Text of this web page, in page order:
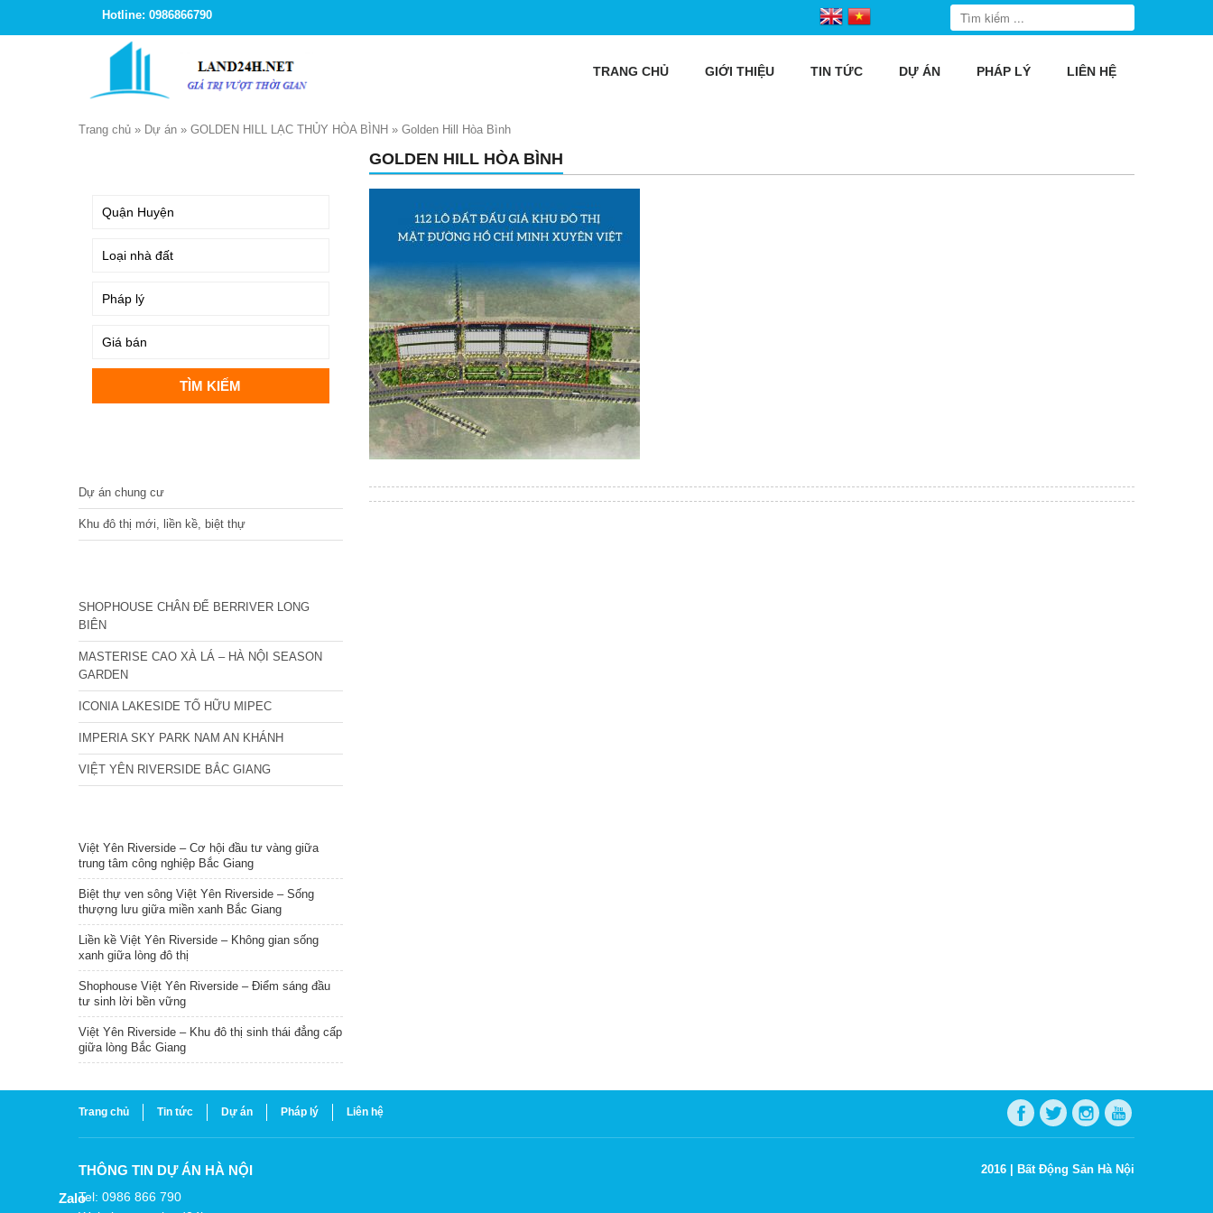
Hotline: 0986866790
TRANG CHỦ GIỚI THIỆU TIN TỨC DỰ ÁN PHÁP LÝ LIÊN HỆ
Trang chủ » Dự án » GOLDEN HILL LẠC THỦY HÒA BÌNH » Golden Hill Hòa Bình
GOLDEN HILL HÒA BÌNH
Dự án chung cư
Khu đô thị mới, liền kề, biệt thự
SHOPHOUSE CHÂN ĐẾ BERRIVER LONG
BIÊN
MASTERISE CAO XÀ LÁ – HÀ NỘI SEASON
GARDEN
ICONIA LAKESIDE TỐ HỮU MIPEC
IMPERIA SKY PARK NAM AN KHÁNH
VIỆT YÊN RIVERSIDE BẮC GIANG
Việt Yên Riverside – Cơ hội đầu tư vàng giữa
trung tâm công nghiệp Bắc Giang
Biệt thự ven sông Việt Yên Riverside – Sống
thượng lưu giữa miền xanh Bắc Giang
Liền kề Việt Yên Riverside – Không gian sống
xanh giữa lòng đô thị
Shophouse Việt Yên Riverside – Điểm sáng đầu
tư sinh lời bền vững
Việt Yên Riverside – Khu đô thị sinh thái đẳng cấp
giữa lòng Bắc Giang
Trang chủ Tin tức Dự án Pháp lý Liên hệ
THÔNG TIN DỰ ÁN HÀ NỘI
Tel: 0986 866 790
2016 | Bất Động Sản Hà Nội
Zalo